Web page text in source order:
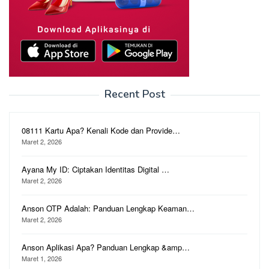
Recent Post
08111 Kartu Apa? Kenali Kode dan Provide…
Maret 2, 2026
Ayana My ID: Ciptakan Identitas Digital …
Maret 2, 2026
Anson OTP Adalah: Panduan Lengkap Keaman…
Maret 2, 2026
Anson Aplikasi Apa? Panduan Lengkap &amp…
Maret 1, 2026